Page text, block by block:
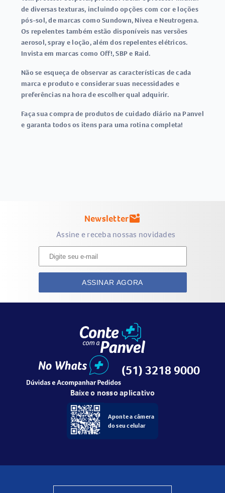
de diversas texturas, incluindo opções com cor e loções
pós-sol, de marcas como Sundown, Nivea e Neutrogena.
Os repelentes também estão disponíveis nas versões
aerosol, spray e loção, além dos repelentes elétricos.
Invista em marcas como Off!, SBP e Raid.
Não se esqueça de observar as características de cada
marca e produto e considerar suas necessidades e
preferências na hora de escolher qual adquirir.
Faça sua compra de produtos de cuidado diário na Panvel
e garanta todos os itens para uma rotina completa!
Newslettermark_email_unread
Assine e receba nossas novidades
ASSINAR AGORA
(51) 3218 9000
Baixe o nosso aplicativo
Aponte a câmera
do seu celular